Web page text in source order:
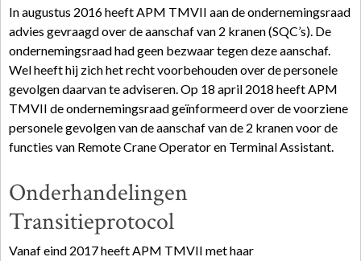
In augustus 2016 heeft APM TMVII aan de ondernemingsraad
advies gevraagd over de aanschaf van 2 kranen (SQC’s). De
ondernemingsraad had geen bezwaar tegen deze aanschaf.
Wel heeft hij zich het recht voorbehouden over de personele
gevolgen daarvan te adviseren. Op 18 april 2018 heeft APM
TMVII de ondernemingsraad geïnformeerd over de voorziene
personele gevolgen van de aanschaf van de 2 kranen voor de
functies van Remote Crane Operator en Terminal Assistant.
Onderhandelingen
Transitieprotocol
Vanaf eind 2017 heeft APM TMVII met haar